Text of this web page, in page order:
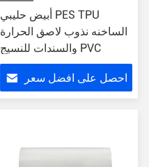
أبيض حليبي PES TPU
الساخنه نذوب لاصق الحرارة
والسندات للنسيج PVC
احصل على افضل سعر